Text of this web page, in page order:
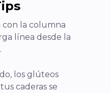
ips
la columna
línea desde la
los glúteos
caderas se